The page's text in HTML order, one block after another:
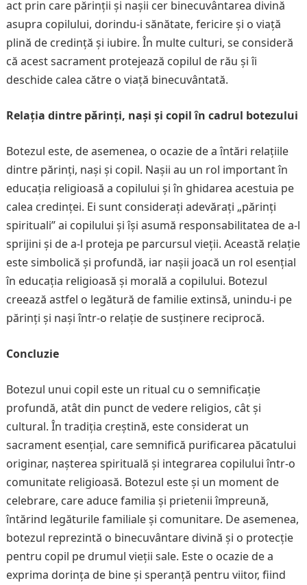
act prin care părinții și nașii cer binecuvântarea divină
asupra copilului, dorindu-i sănătate, fericire și o viață
plină de credință și iubire. În multe culturi, se consideră
că acest sacrament protejează copilul de rău și îi
deschide calea către o viață binecuvântată.
Relația dintre părinți, nași și copil în cadrul botezului
Botezul este, de asemenea, o ocazie de a întări relațiile
dintre părinți, nași și copil. Nașii au un rol important în
educația religioasă a copilului și în ghidarea acestuia pe
calea credinței. Ei sunt considerați adevărați „părinți
spirituali” ai copilului și își asumă responsabilitatea de a-l
sprijini și de a-l proteja pe parcursul vieții. Această relație
este simbolică și profundă, iar nașii joacă un rol esențial
în educația religioasă și morală a copilului. Botezul
creează astfel o legătură de familie extinsă, unindu-i pe
părinți și nași într-o relație de susținere reciprocă.
Concluzie
Botezul unui copil este un ritual cu o semnificație
profundă, atât din punct de vedere religios, cât și
cultural. În tradiția creștină, este considerat un
sacrament esențial, care semnifică purificarea păcatului
originar, nașterea spirituală și integrarea copilului într-o
comunitate religioasă. Botezul este și un moment de
celebrare, care aduce familia și prietenii împreună,
întărind legăturile familiale și comunitare. De asemenea,
botezul reprezintă o binecuvântare divină și o protecție
pentru copil pe drumul vieții sale. Este o ocazie de a
exprima dorința de bine și speranță pentru viitor, fiind